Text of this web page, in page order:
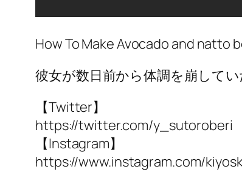
How To Make Avocado and natto
彼女が数日前から体調を崩して
【Twitter】
https://twitter.com/y_sutoroberi
【Instagram】
https://www.instagram.com/